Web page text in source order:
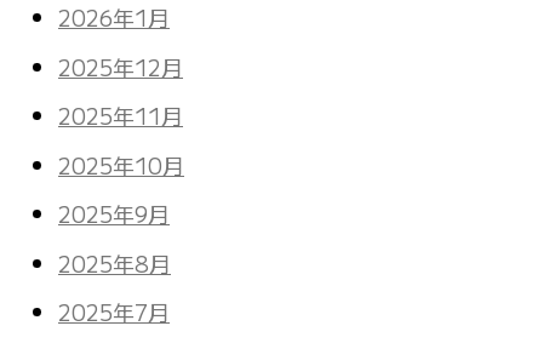
2026年1月
2025年12月
2025年11月
2025年10月
2025年9月
2025年8月
2025年7月